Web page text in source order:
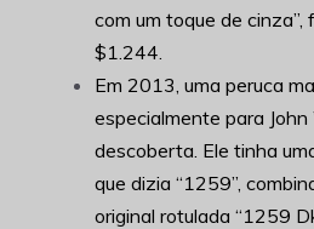
com um toque de cinza”,
$1.244.
Em 2013, uma peruca
especialmente para
descoberta. Ele tinha
que dizia “1259”,
original rotulada “1259